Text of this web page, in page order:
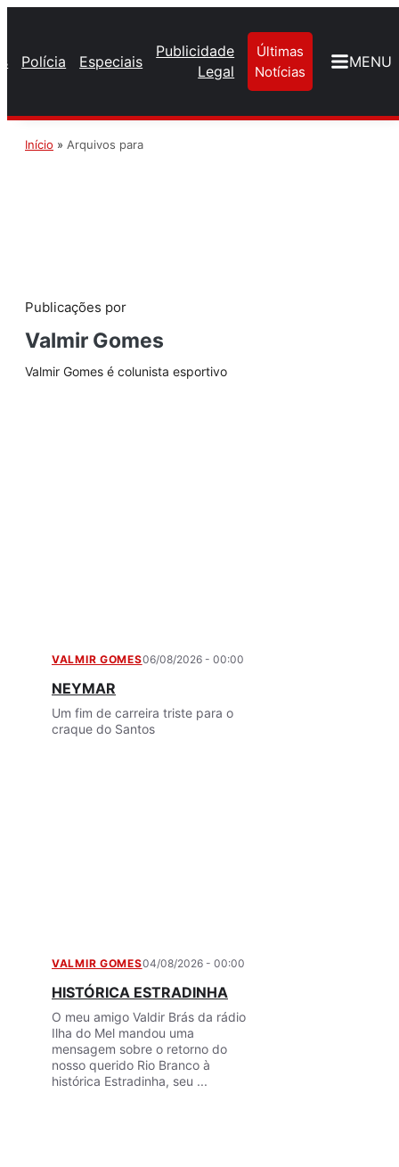
Polícia Especiais
Publicidade
Legal
Últimas
Notícias
MENU
Início » Arquivos para
Publicações por
Valmir Gomes
Valmir Gomes é colunista esportivo
VALMIR GOMES06/08/2026 - 00:00
NEYMAR
Um fim de carreira triste para o
craque do Santos
VALMIR GOMES04/08/2026 - 00:00
HISTÓRICA ESTRADINHA
O meu amigo Valdir Brás da rádio
Ilha do Mel mandou uma
mensagem sobre o retorno do
nosso querido Rio Branco à
histórica Estradinha, seu ...